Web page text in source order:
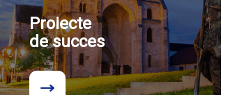
Proiecte
de succes